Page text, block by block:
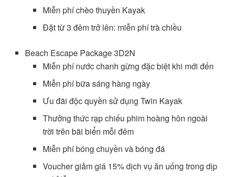
Miễn phí chèo thuyền Kayak
Đặt từ 3 đêm trở lên: miễn phí trà chiều
Beach Escape Package 3D2N
Miễn phí nước chanh gừng đặc biệt khi mới đến
Miễn phí bữa sáng hàng ngày
Ưu đãi độc quyền sử dụng Twin Kayak
Thưởng thức rạp chiếu phim hoàng hôn ngoài
trời trên bãi biển mỗi đêm
Miễn phí bóng chuyền và bóng đá
Voucher giảm giá 15% dịch vụ ăn uống trong dịp